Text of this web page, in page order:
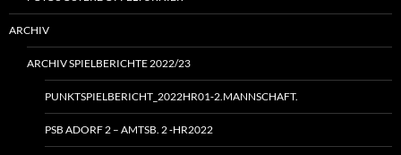
ARCHIV
ARCHIV SPIELBERICHTE 2022/23
PUNKTSPIELBERICHT_2022HR01‑2.MANNSCHAFT.
PSB ADORF 2 – AMTSB. 2 ‑HR2022